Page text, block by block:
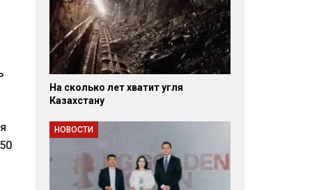
На сколько лет хватит угля
Казахстану
НОВОСТИ